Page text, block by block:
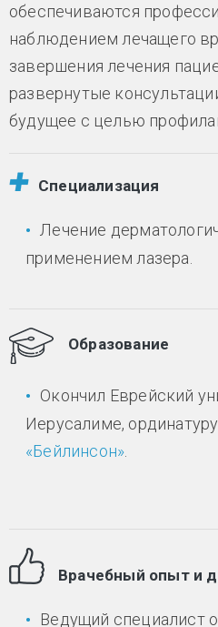
обеспечиваются
наблюдением лечащего
завершения лечения
развернутые
будущее с целью
Специализация
Лечение
применением лазера.
Образование
Окончил Еврейский
Иерусалиме,
«Бейлинсон»
Врачебный опыт и
Ведущий специалист